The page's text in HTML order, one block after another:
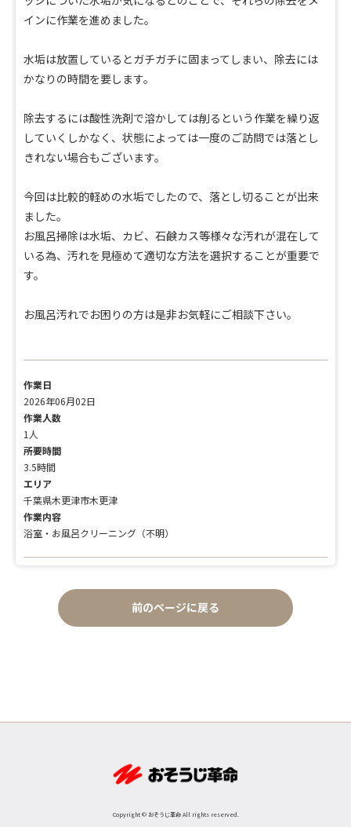
インに作業を進めました。
水垢は放置しているとガチガチに固まってしまい、除去には
かなりの時間を要します。
除去するには酸性洗剤で溶かしては削るという作業を繰り返
していくしかなく、状態によっては一度のご訪問では落とし
きれない場合もございます。
今回は比較的軽めの水垢でしたので、落とし切ることが出来
ました。
お風呂掃除は水垢、カビ、石鹸カス等様々な汚れが混在して
いる為、汚れを見極めて適切な方法を選択することが重要で
す。
お風呂汚れでお困りの方は是非お気軽にご相談下さい。
作業日
2026年06月02日
作業人数
1人
所要時間
3.5時間
エリア
千葉県木更津市木更津
作業内容
浴室・お風呂クリーニング（不明）
前のページに戻る
Copyright © おそうじ革命 All rights reserved.